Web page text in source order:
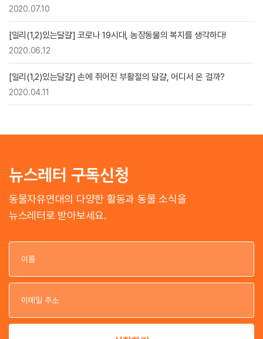
2020.07.10
[일리(1,2)있는달걀] 코로나 19시대, 농장동물의 복지를 생각하다!
2020.06.12
[일리(1,2)있는달걀] 손에 쥐어진 부활절의 달걀, 어디서 온 걸까?
2020.04.11
뉴스레터 구독신청
동물자유연대의 다양한 활동과 동물 소식을
뉴스레터로 받아보세요.
이
이